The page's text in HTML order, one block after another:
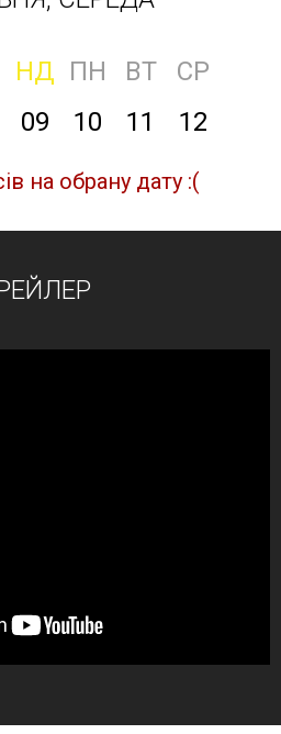
НД ПН ВТ
СР
09 10 11 12
на обрану дату :(